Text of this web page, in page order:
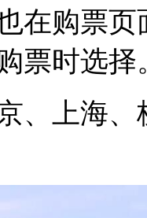
在购票
票时选择
上海、